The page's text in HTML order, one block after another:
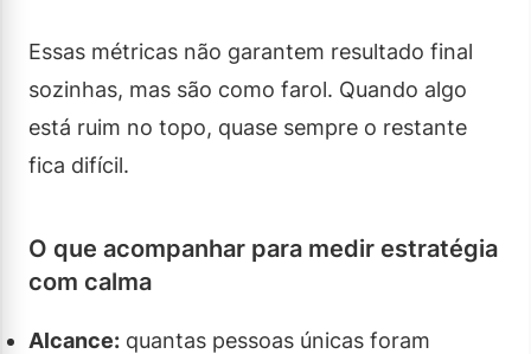
Essas métricas não garantem resultado final
sozinhas, mas são como farol. Quando algo
está ruim no topo, quase sempre o restante
fica difícil.
O que acompanhar para medir estratégia
com calma
Alcance: quantas pessoas únicas foram